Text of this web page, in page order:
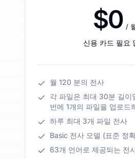
$0 /
신용 카드 필요
월 120 분의 전사
각 파일은 최대 30분 길이
번에 1개의 파일을 업로드
하루 최대 3개 파일 전사
Basic 전사 모델 (표준 정
63개 언어로 제공되는 전